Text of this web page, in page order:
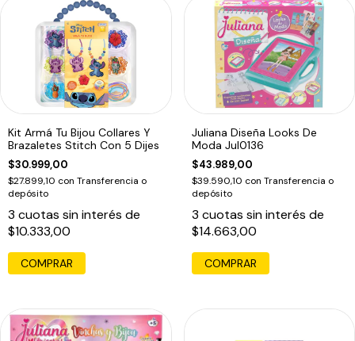
Kit Armá Tu Bijou Collares Y
Brazaletes Stitch Con 5 Dijes
$30.999,00
$27.899,10 con Transferencia o
depósito
3 cuotas sin interés de
$10.333,00
Juliana Diseña Looks De
Moda Jul0136
$43.989,00
$39.590,10 con Transferencia o
depósito
3 cuotas sin interés de
$14.663,00